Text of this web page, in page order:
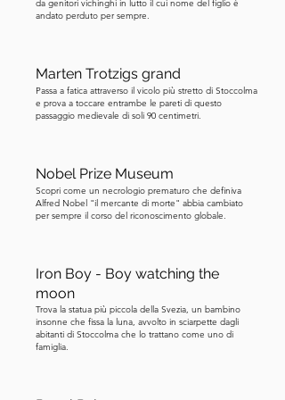
cantare la stessa canzone più e più
rapinatore passeggiava per la stanza. In
pochi minuti, Norrmalmstorg era piena
di polizia, giornalisti e curiosi. Un
un cameraman stava accanto a lui,
entrambi "sperando di sparare" in
modi molto diversi. Divenne il primo
che Jan-Erik Olsson aveva preso
ostaggi all'interno di Kreditbanken,
iniziò a fare richieste, che divennero
sempre più teatrali. Prima, chiese tre
da genitori vichinghi in lutto il cui nome del figlio è
andato perduto per sempre.
Marten Trotzigs grand
Passa a fatica attraverso il vicolo più stretto di Stoccolma
e prova a toccare entrambe le pareti di questo
passaggio medievale di soli 90 centimetri.
Nobel Prize Museum
Scopri come un necrologio prematuro che definiva
Alfred Nobel "il mercante di morte" abbia cambiato
per sempre il corso del riconoscimento globale.
Iron Boy - Boy watching the
moon
Trova la statua più piccola della Svezia, un bambino
insonne che fissa la luna, avvolto in sciarpette dagli
abitanti di Stoccolma che lo trattano come uno di
famiglia.